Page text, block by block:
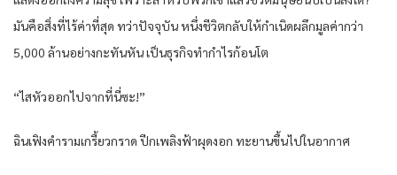
มันคือสิ่งที่ไร้ค่าที่สุด ทว่าปัจจุบัน หนึ่งชีวิตกลับให้กำเนิดผลึกมูลค่ากว่า
5,000 ล้านอย่างกะทันหัน เป็นธุรกิจทำกำไรก้อนโต
“ไสหัวออกไปจากที่นี่ซะ!”
ฉินเฟิงคำรามเกรี้ยวกราด ปีกเพลิงฟ้าผุดงอก ทะยานขึ้นไปในอากาศ